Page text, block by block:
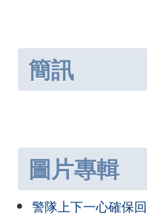
簡訊
圖片專輯
警隊上下一心確保